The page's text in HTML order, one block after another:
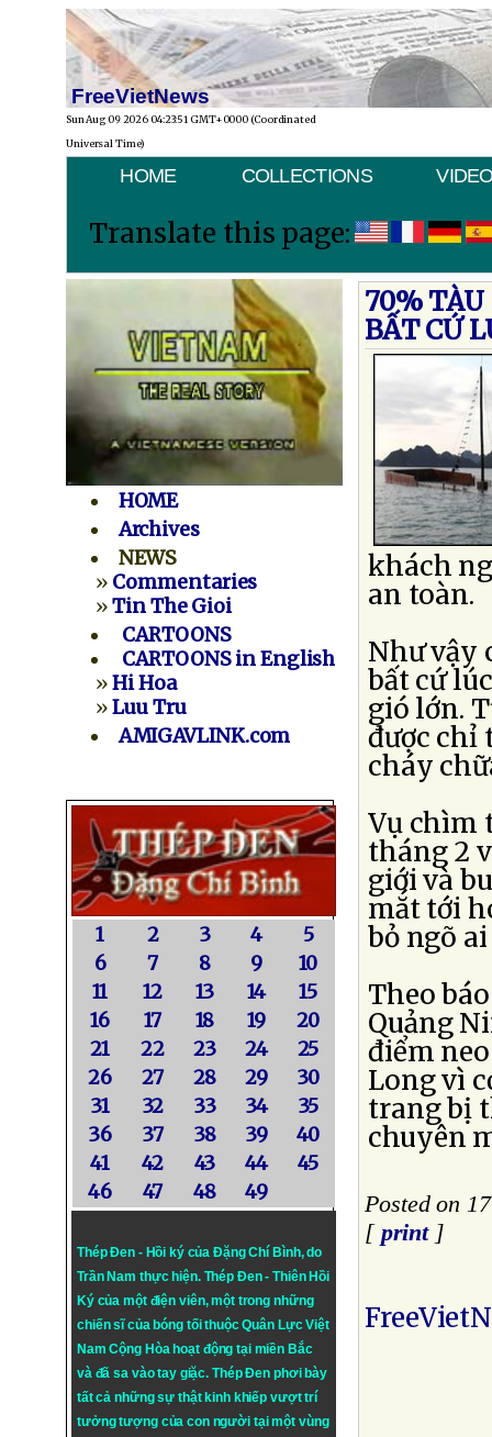
FreeVietNews
Sun Aug 09 2026 04:23:51 GMT+0000 (Coordinated
Universal Time)
HOME COLLECTIONS
Translate this page:
HOME
Archives
NEWS
» Commentaries
»Tin The Gioi
CARTOONS
CARTOONS in English
»Hi Hoa
»Luu Tru
AMIGAVLINK.com
1 2 3 4
5
6
7 8 9
10
11
12 13 14
15
16
17 18 19
20
21
22 23 24
25
26
27 28 29
30
31
32 33 34
35
36
37 38 39
40
41
42 43 44
45
46
47 48 49
Thép Đen - Hồi ký của Đặng Chí Bình, do
Trần Nam thực hiện. Thép Đen- Thiên Hồi
Ký của một điện viên, một trong những
chiến sĩ của bóng tối thuộc Quân Lực Việt
Nam Cộng Hòa hoạt động tại miền Bắc
và đã sa vào tay giặc. Thép Đen phơi bày
tất cả những sự thật kinh khiếp vượt trí
tưởng tượng của con người tại một vùng
70%
BẤT CỨ
khách
an toàn.
Như vậy
bất cứ
gió lớn.
được chỉ
cháy
Vụ chìm
tháng 2
giới và
mắt tới
bỏ ngõ
Theo
Quảng
điểm
Long vì
trang bị
chuyên
Posted on
[ print]